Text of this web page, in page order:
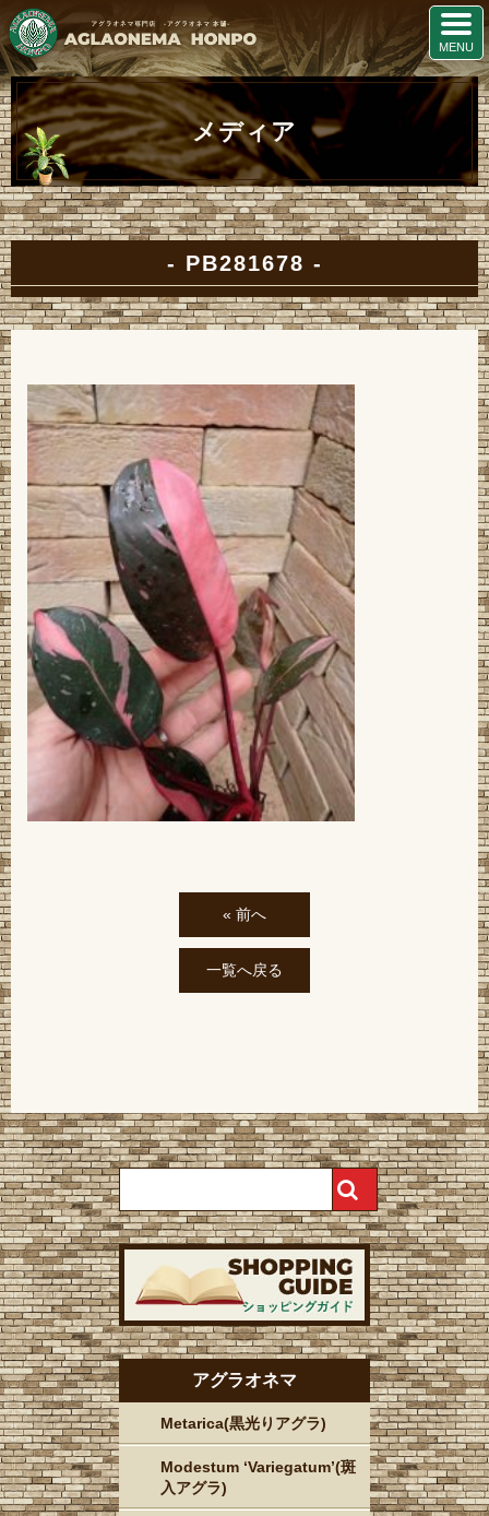
メディア
PB281678
« 前へ
一覧へ戻る
アグラオネマ
Metarica(黒光りアグラ)
Modestum ‘Variegatum’(斑
入アグラ)